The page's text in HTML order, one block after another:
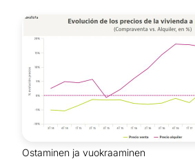
Ostaminen ja vuokraaminen